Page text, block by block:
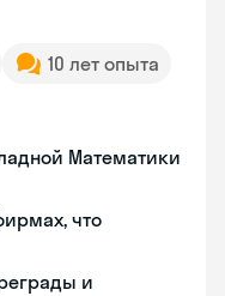
10 лет опыта
Математики
что
и